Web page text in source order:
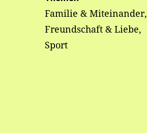
Familie & Miteinander,
Freundschaft & Liebe,
Sport